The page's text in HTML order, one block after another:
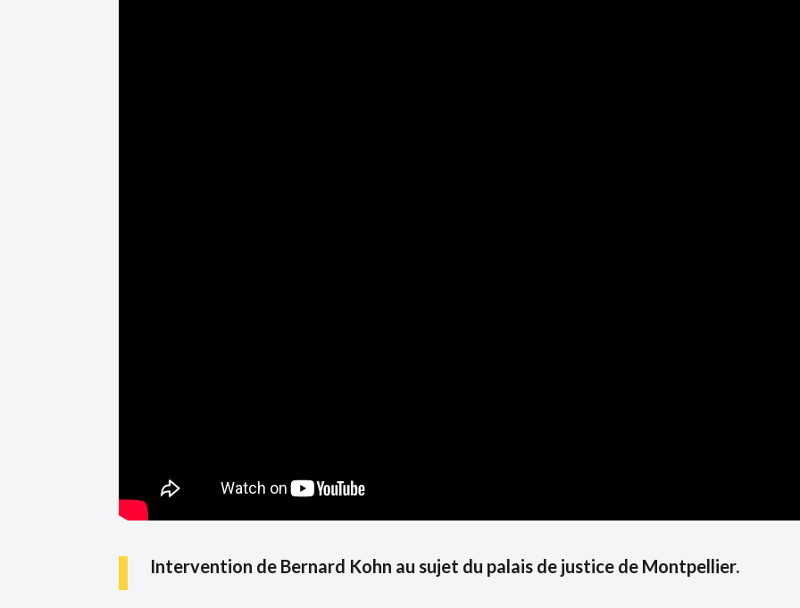
Intervention de Bernard Kohn au sujet du palais de justice de Montpellier.